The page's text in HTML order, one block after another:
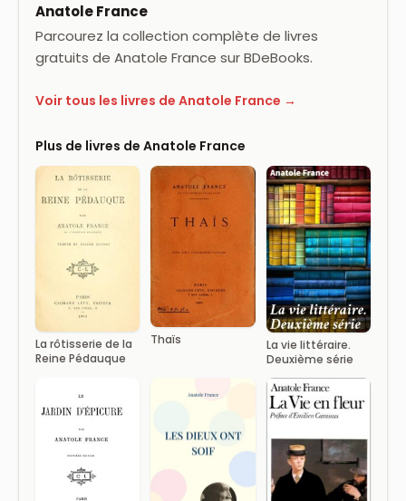
Anatole France
Parcourez la collection complète de livres
gratuits de Anatole France sur BDeBooks.
Voir tous les livres de Anatole France →
Plus de livres de Anatole France
La rôtisserie de la
Reine Pédauque
Thaïs
La vie littéraire.
Deuxième série